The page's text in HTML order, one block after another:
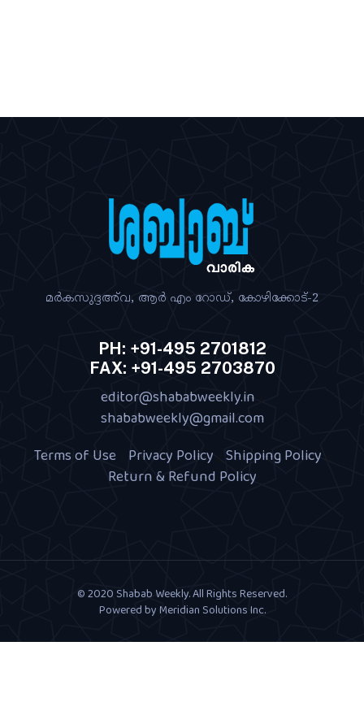
മര്‍കസുദ്ദഅ്‌വ, ആര്‍ എം റോഡ്‌, കോഴിക്കോട്‌-2
PH: +91-495 2701812
FAX: +91-495 2703870
editor@shababweekly.in
shababweekly@gmail.com
Terms of Use
Privacy Policy Shipping Policy
Return & Refund Policy
© 2020 Shabab Weekly. All Rights Reserved.
Powered by Meridian Solutions Inc.